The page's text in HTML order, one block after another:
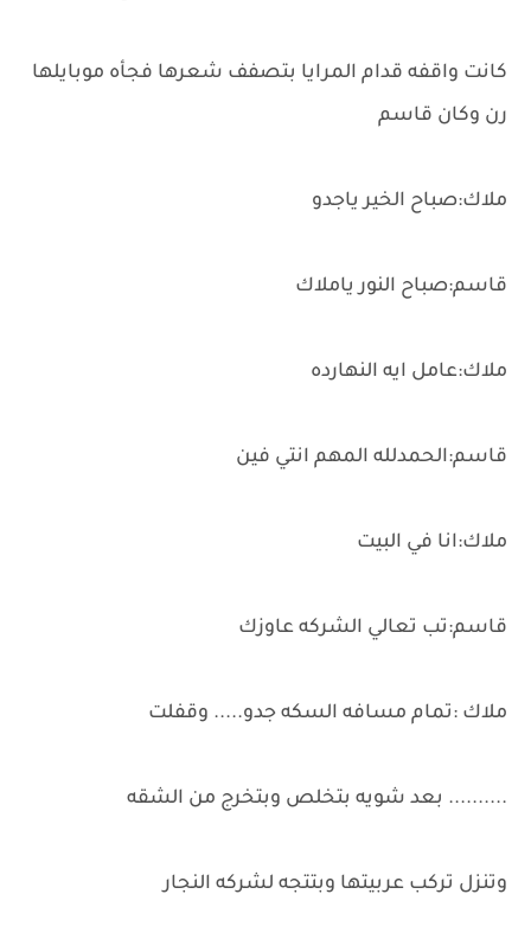
كانت واقفه قدام المرايا بتصفف شعرها فجأه موبايلها
رن وكان قاسم
ملاك:صباح الخير ياجدو
قاسم:صباح النور ياملاك
ملاك:عامل ايه النهارده
قاسم:الحمدلله المهم انتي فين
ملاك:انا في البيت
قاسم:تب تعالي الشركه عاوزك
ملاك :تمام مسافه السكه جدو..... وقفلت
.......... بعد شويه بتخلص وبتخرج من الشقه
وتنزل تركب عربيتها وبتتجه لشركه النجار